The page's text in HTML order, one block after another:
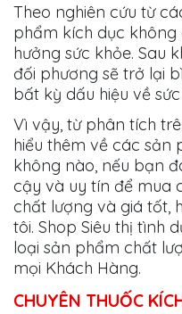
Theo nghiên cứu từ
phẩm kích dục
hưởng sức khỏe. Sau
đối phương sẽ trở lại
bất kỳ dấu hiệu về
Vì vậy, từ phân tích
hiểu thêm về các sản
không nào, nếu bạn
cậy và uy tín để mua
chất lượng và giá tốt,
tôi. Shop Siêu thị tình
loại sản phẩm chất
mọi Khách Hàng.
CHUYÊN THUỐC